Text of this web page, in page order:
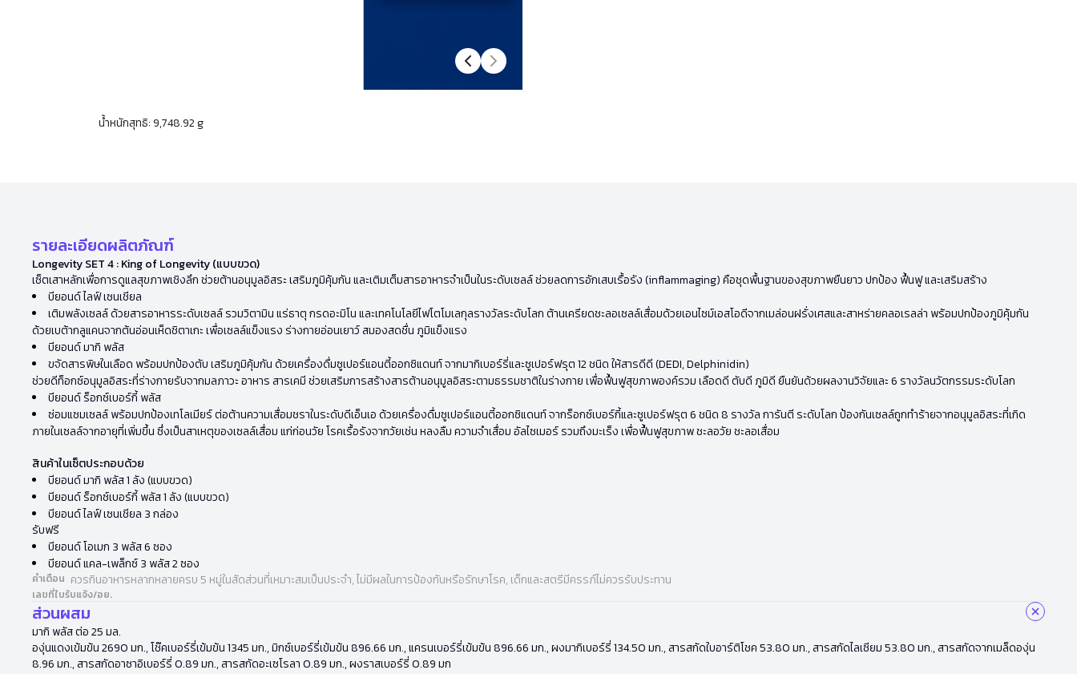
น้ำหนักสุทธิ: 9,748.92 g
รายละเอียดผลิตภัณฑ์
Longevity SET 4 : King of Longevity (แบบขวด)
เซ็ตเสาหลักเพื่อการดูแลสุขภาพเชิงลึก ช่วยต้านอนุมูลอิสระ เสริมภูมิคุ้มกัน และเติมเต็มสารอาหารจำเป็นในระดับเซลล์ ช่วยลดการอักเสบเรื้อรัง (inflammaging) คือชุดพื้นฐานของสุขภาพยืนยาว ปกป้อง ฟื้นฟู และเสริมสร้าง
บียอนด์ ไลฟ์ เซนเชียล
เติมพลังเซลล์ ด้วยสารอาหารระดับเซลล์ รวมวิตามิน แร่ธาตุ กรดอะมิโน และเทคโนโลยีไฟโตโมเลกุลรางวัลระดับโลก ต้านเครียดชะลอเซลล์เสื่อมด้วยเอนไซม์เอสโอดีจากเมล่อนฝรั่งเศสและสาหร่ายคลอเรลล่า พร้อมปกป้องภูมิคุ้มกัน
ด้วยเบต้ากลูแคนจากต้นอ่อนเห็ดชิตาเกะ เพื่อเซลล์แข็งแรง ร่างกายอ่อนเยาว์ สมองสดชื่น ภูมิแข็งแรง
บียอนด์ มากิ พลัส
ขจัดสารพิษในเลือด พร้อมปกป้องตับ เสริมภูมิคุ้มกัน ด้วยเครื่องดื่มซูเปอร์แอนตี้ออกซิแดนท์ จากมากิเบอร์รี่และซูเปอร์ฟรุต 12 ชนิด ให้สารดีดี (DEDI, Delphinidin)
ช่วยดีท็อกซ์อนุมูลอิสระที่ร่างกายรับจากมลภาวะ อาหาร สารเคมี ช่วยเสริมการสร้างสารต้านอนุมูลอิสระตามธรรมชาติในร่างกาย เพื่อฟื้นฟูสุขภาพองค์รวม เลือดดี ตับดี ภูมิดี ยืนยันด้วยผลงานวิจัยและ 6 รางวัลนวัตกรรมระดับโลก
บียอนด์ ร็อกซ์เบอร์กี้ พลัส
ซ่อมแซมเซลล์ พร้อมปกป้องเทโลเมียร์ ต่อต้านความเสื่อมชราในระดับดีเอ็นเอ ด้วยเครื่องดื่มซูเปอร์แอนตี้ออกซิแดนท์ จากร็อกซ์เบอร์กี้และซูเปอร์ฟรุต 6 ชนิด 8 รางวัล การันตี ระดับโลก ป้องกันเซลล์ถูกทำร้ายจากอนุมูลอิสระที่เกิด
ภายในเซลล์จากอายุที่เพิ่มขึ้น ซึ่งเป็นสาเหตุของเซลล์เสื่อม แก่ก่อนวัย โรคเรื้อรังจากวัยเช่น หลงลืม ความจำเสื่อม อัลไซเมอร์ รวมถึงมะเร็ง เพื่อฟื้นฟูสุขภาพ ชะลอวัย ชะลอเสื่อม
สินค้าในเซ็ตประกอบด้วย
บียอนด์ มากิ พลัส 1 ลัง (แบบขวด)
บียอนด์ ร็อกซ์เบอร์กี้ พลัส 1 ลัง (แบบขวด)
บียอนด์ ไลฟ์ เซนเชียล 3 กล่อง
รับฟรี
บียอนด์ โอเมก 3 พลัส 6 ซอง
บียอนด์ แคล-เพล็กซ์ 3 พลัส 2 ซอง
คำเตือน ควรกินอาหารหลากหลายครบ 5 หมู่ในสัดส่วนที่เหมาะสมเป็นประจำ, ไม่มีผลในการป้องกันหรือรักษาโรค, เด็กและสตรีมีครรภ์ไม่ควรรับประทาน
เลขที่ใบรับแจ้ง/อย.
ส่วนผสม
มากิ พลัส ต่อ 25 มล.
องุ่นแดงเข้มข้น 2690 มก., โช๊คเบอร์รี่เข้มข้น 1345 มก., มิกซ์เบอร์รี่เข้มข้น 896.66 มก., แครนเบอร์รี่เข้มข้น 896.66 มก., ผงมากิเบอร์รี่ 134.50 มก., สารสกัดใบอาร์ติโชค 53.80 มก., สารสกัดไลเซียม 53.80 มก., สารสกัดจากเมล็ดองุ่น
8.96 มก., สารสกัดอาซาอิเบอร์รี่ 0.89 มก., สารสกัดอะเซโรลา 0.89 มก., ผงราสเบอร์รี่ 0.89 มก